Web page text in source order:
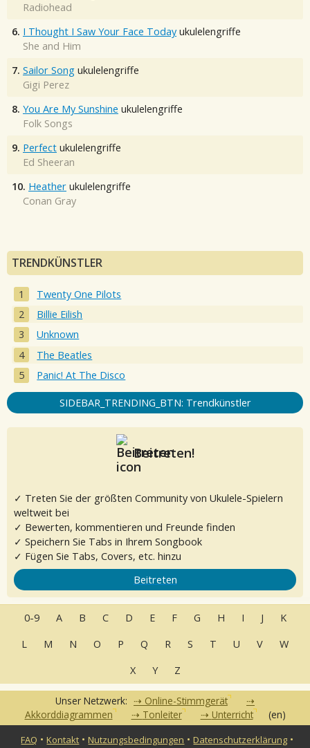
Radiohead
6. I Thought I Saw Your Face Today ukulelengriffe
She and Him
7. Sailor Song ukulelengriffe
Gigi Perez
8. You Are My Sunshine ukulelengriffe
Folk Songs
9. Perfect ukulelengriffe
Ed Sheeran
10. Heather ukulelengriffe
Conan Gray
TRENDKÜNSTLER
Twenty One Pilots
Billie Eilish
Unknown
The Beatles
Panic! At The Disco
SIDEBAR_TRENDING_BTN: Trendkünstler
Beitreten!
✓ Treten Sie der größten Community von Ukulele-Spielern
weltweit bei
✓ Bewerten, kommentieren und Freunde finden
✓ Speichern Sie Tabs in Ihrem Songbook
✓ Fügen Sie Tabs, Covers, etc. hinzu
Beitreten
0-9 A B C D E F G H I J
K
L
M N O P Q R S T U V
W
X
Y Z
Unser Netzwerk:
Online-Stimmgerät
Akkorddiagrammen
Tonleiter Unterricht (en)
FAQ •Kontakt •Nutzungsbedingungen •Datenschutzerklärung •